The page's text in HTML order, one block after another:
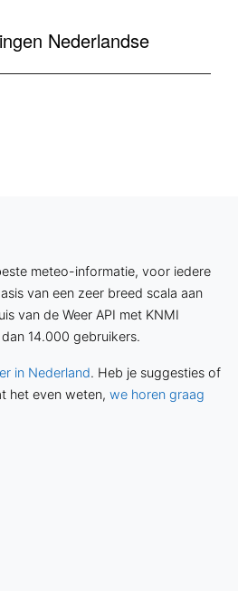
Nederlandse
meteo-informatie, voor iedere
van een zeer breed scala aan
van de Weer API met KNMI
14.000 gebruikers.
in Nederland. Heb je suggesties of
het even weten, we horen graag